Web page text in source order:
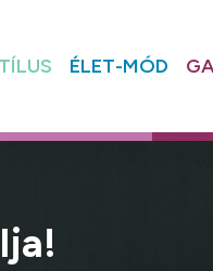
ÉLET-MÓD